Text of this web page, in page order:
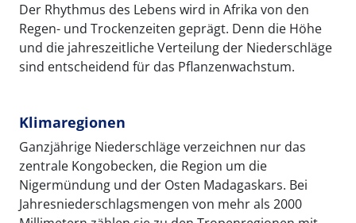
Der Rhythmus des Lebens wird in Afrika von den
Regen- und Trockenzeiten geprägt. Denn die Höhe
und die jahreszeitliche Verteilung der Niederschläge
sind entscheidend für das Pflanzenwachstum.
Klimaregionen
Ganzjährige Niederschläge verzeichnen nur das
zentrale Kongobecken, die Region um die
Nigermündung und der Osten Madagaskars. Bei
Jahresniederschlagsmengen von mehr als 2000